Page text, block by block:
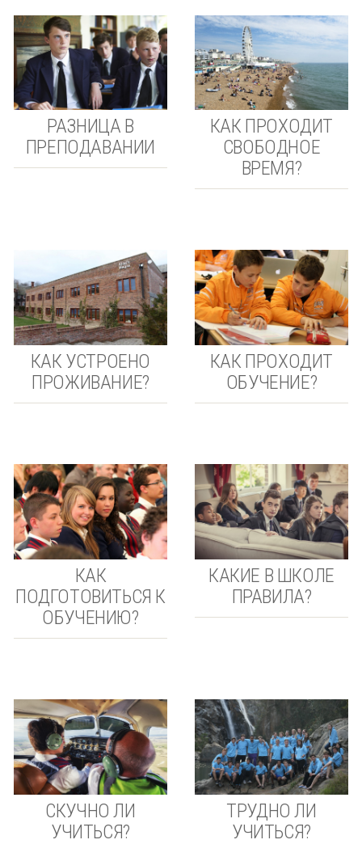
РАЗНИЦА В
ПРЕПОДАВАНИИ
КАК ПРОХОДИТ
СВОБОДНОЕ
ВРЕМЯ?
КАК УСТРОЕНО
ПРОЖИВАНИЕ?
КАК ПРОХОДИТ
ОБУЧЕНИЕ?
КАК
ПОДГОТОВИТЬСЯ К
ОБУЧЕНИЮ?
КАКИЕ В ШКОЛЕ
ПРАВИЛА?
СКУЧНО ЛИ
УЧИТЬСЯ?
ТРУДНО ЛИ
УЧИТЬСЯ?